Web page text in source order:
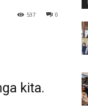
0
537
kita.